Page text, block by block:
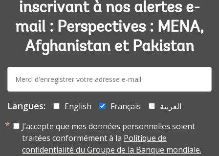
inscrivant à nos alertes e-
mail : Perspectives : MENA,
Afghanistan et Pakistan
mail:
Langues: English Français
العربية
J’accepte que mes données personnelles soient
traitées conformément à la Politique de
confidentialité du Groupe de la Banque mondiale.